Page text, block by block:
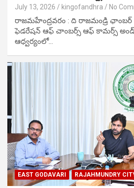
July 13, 2026 kingofandhra No
రాజమహేంద్రవరం : ది రాజమండ్రి
ఫెడరేషన్ ఆఫ్ చాంబర్స్ ఆఫ్ కామర్స్ అండ్
ఆధ్వర్యంలో…
EAST GODAVARI RAJAHMUNDRY